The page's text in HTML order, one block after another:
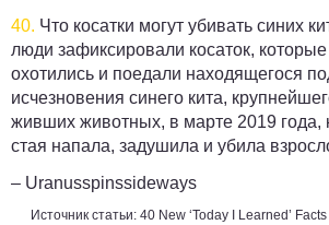
40. Что косатки могут убивать синих
люди зафиксировали косаток,
охотились и поедали находящегося
исчезновения синего кита,
живших животных, в марте 2019 года,
стая напала, задушила и убила
– Uranusspinssideways
Источник статьи: 40 New ‘Today I Learned’